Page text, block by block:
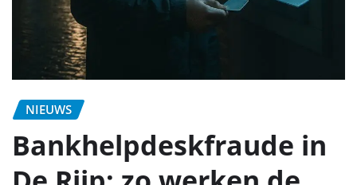
NIEUWS
Bankhelpdeskfraude in